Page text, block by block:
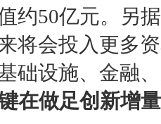
约50亿元。另
将会投入更多
础设施、金融
在做足创新增量